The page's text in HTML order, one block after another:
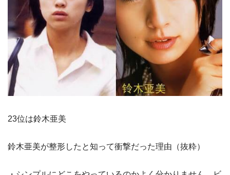
23位は鈴木亜美
鈴木亜美が整形したと知って衝撃だった理由（抜粋）